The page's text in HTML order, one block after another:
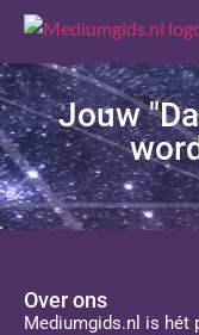
Jouw
Over ons
Mediumgids.nl is hét